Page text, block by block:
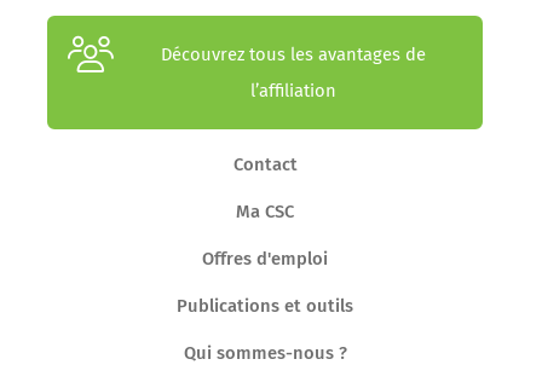
Découvrez tous les avantages de
l’affiliation
Contact
Ma CSC
Offres d'emploi
Publications et outils
Qui sommes-nous ?